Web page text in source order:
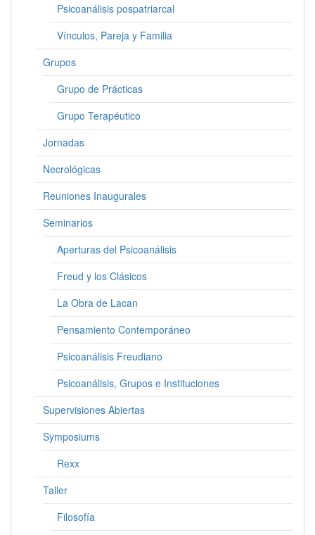
Psicoanálisis pospatriarcal
Vínculos, Pareja y Familia
Grupos
Grupo de Prácticas
Grupo Terapéutico
Jornadas
Necrológicas
Reuniones Inaugurales
Seminarios
Aperturas del Psicoanálisis
Freud y los Clásicos
La Obra de Lacan
Pensamiento Contemporáneo
Psicoanálisis Freudiano
Psicoanálisis, Grupos e Instituciones
Supervisiones Abiertas
Symposiums
Rexx
Taller
Filosofía